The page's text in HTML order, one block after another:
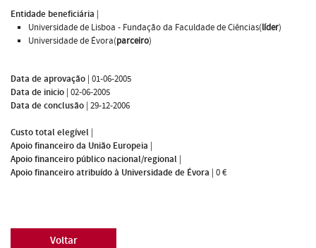
Entidade beneficiária |
Universidade de Lisboa - Fundação da Faculdade de Ciências(líder)
Universidade de Évora(parceiro)
Data de aprovação | 01-06-2005
Data de inicio | 02-06-2005
Data de conclusão | 29-12-2006
Custo total elegível |
Apoio financeiro da União Europeia |
Apoio financeiro público nacional/regional |
Apoio financeiro atribuído à Universidade de Évora | 0 €
Voltar